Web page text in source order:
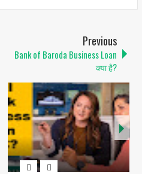
Previous
Bank of Baroda Business Loan
क्या है?